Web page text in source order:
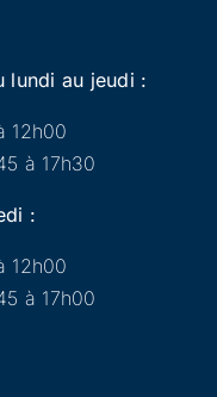
lundi au jeudi :
12h00
à 17h30
:
12h00
à 17h00